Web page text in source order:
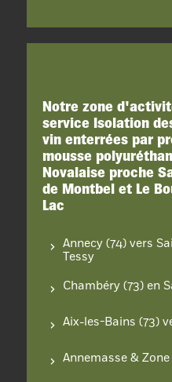
Notre zone
service Isolation
vin enterrées par
mousse
Novalaise proche
de Montbel et Le
Lac
Annecy (74) vers
Tessy
Chambéry (73) en
Aix-les-Bains (73)
Annemasse &